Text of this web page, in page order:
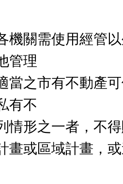
關需使用經管以
管理
當之市有不動產
有不
情形之一者，不
畫或區域計畫，